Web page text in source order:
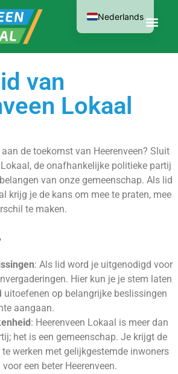
van
Lokaal
de toekomst van Heerenveen? Sluit
de onafhankelijke politieke partij
van onze gemeenschap. Als lid
krijg je de kans om mee te praten, mee
te maken.
: Als lid word je uitgenodigd voor
Hier kun je je stem laten
uitoefenen op belangrijke beslissingen
aangaan.
: Heerenveen Lokaal is meer dan
het is een gemeenschap. Je krijgt de
werken met gelijkgestemde inwoners
een beter Heerenveen.
Nederlands